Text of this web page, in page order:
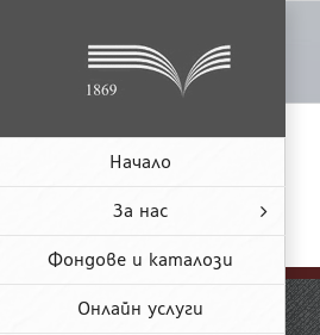
Начало
За нас
Фондове и каталози
Онлайн услуги